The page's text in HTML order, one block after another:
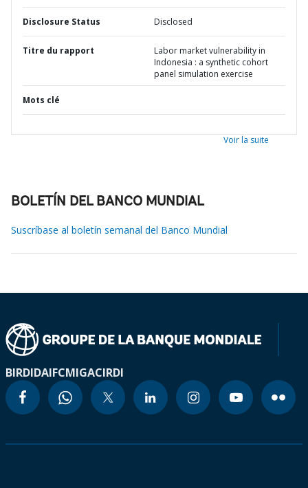
Disclosure Status Disclosed
Titre du rapport
Labor market vulnerability in
Indonesia : a synthetic cohort
panel simulation exercise
Mots clé
Voir la suite
BOLETÍN DEL BANCO MUNDIAL
Suscríbase al boletín semanal del Banco Mundial
BIRDIDAIFCMIGACIRDI